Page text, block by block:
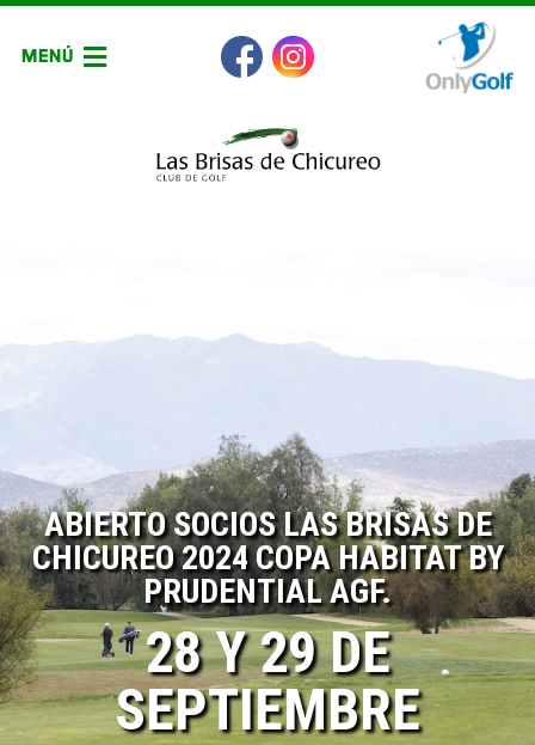
MENÚ
ABIERTO SOCIOS LAS BRISAS DE
CHICUREO 2024 COPA HABITAT BY
PRUDENTIAL AGF.
28 Y 29 DE
SEPTIEMBRE